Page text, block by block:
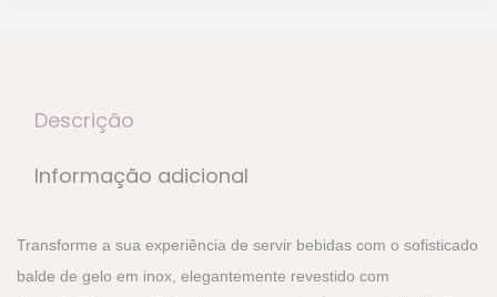
Descrição
Informação adicional
Transforme a sua experiência de servir bebidas com o sofisticado
balde de gelo em inox, elegantemente revestido com